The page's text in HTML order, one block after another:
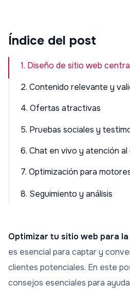
Índice del post
1. Diseño de sitio web
2. Contenido relevante y
4. Ofertas atractivas
5. Pruebas sociales y
6. Chat en vivo y atención al
7. Optimización para
8. Seguimiento y análisis
Optimizar tu sitio web para
es esencial para captar y
clientes potenciales. En este
consejos esenciales para